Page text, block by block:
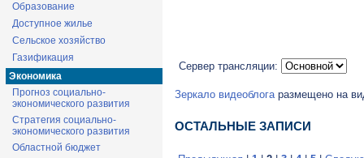
Образование
Доступное жилье
Сельское хозяйство
Газификация
Экономика
Прогноз социально-
экономического развития
Стратегия социально-
экономического развития
Областной бюджет
Сервер трансляции:
Зеркало видеоблогаразмещено на
ОСТАЛЬНЫЕ ЗАПИСИ